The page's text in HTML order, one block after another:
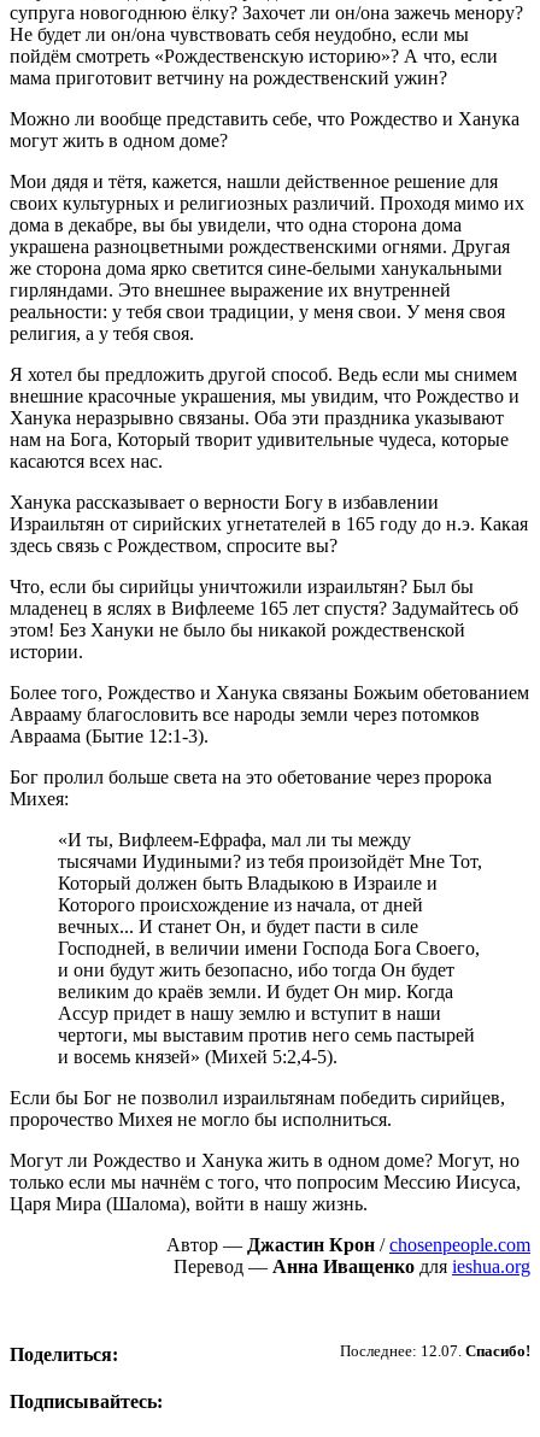
супруга новогоднюю ёлку? Захочет ли он/она зажечь менору?
Не будет ли он/она чувствовать себя неудобно, если мы
пойдём смотреть «Рождественскую историю»? А что, если
мама приготовит ветчину на рождественский ужин?
Можно ли вообще представить себе, что Рождество и Ханука
могут жить в одном доме?
Мои дядя и тётя, кажется, нашли действенное решение для
своих культурных и религиозных различий. Проходя мимо их
дома в декабре, вы бы увидели, что одна сторона дома
украшена разноцветными рождественскими огнями. Другая
же сторона дома ярко светится сине-белыми ханукальными
гирляндами. Это внешнее выражение их внутренней
реальности: у тебя свои традиции, у меня свои. У меня своя
религия, а у тебя своя.
Я хотел бы предложить другой способ. Ведь если мы снимем
внешние красочные украшения, мы увидим, что Рождество и
Ханука неразрывно связаны. Оба эти праздника указывают
нам на Бога, Который творит удивительные чудеса, которые
касаются всех нас.
Ханука рассказывает о верности Богу в избавлении
Израильтян от сирийских угнетателей в 165 году до н.э. Какая
здесь связь с Рождеством, спросите вы?
Что, если бы сирийцы уничтожили израильтян? Был бы
младенец в яслях в Вифлееме 165 лет спустя? Задумайтесь об
этом! Без Хануки не было бы никакой рождественской
истории.
Более того, Рождество и Ханука связаны Божьим обетованием
Аврааму благословить все народы земли через потомков
Авраама (Бытие 12:1-3).
Бог пролил больше света на это обетование через пророка
Михея:
«И ты, Вифлеем-Ефрафа, мал ли ты между
тысячами Иудиными? из тебя произойдёт Мне Тот,
Который должен быть Владыкою в Израиле и
Которого происхождение из начала, от дней
вечных... И станет Он, и будет пасти в силе
Господней, в величии имени Господа Бога Своего,
и они будут жить безопасно, ибо тогда Он будет
великим до краёв земли. И будет Он мир. Когда
Ассур придет в нашу землю и вступит в наши
чертоги, мы выставим против него семь пастырей
и восемь князей» (Михей 5:2,4-5).
Если бы Бог не позволил израильтянам победить сирийцев,
пророчество Михея не могло бы исполниться.
Могут ли Рождество и Ханука жить в одном доме? Могут, но
только если мы начнём с того, что попросим Мессию Иисуса,
Царя Мира (Шалома), войти в нашу жизнь.
Автор — Джастин Крон /chosenpeople.com
Перевод — Анна Иващенко для ieshua.org
Последнее: 12.07. Спасибо!
Поделиться:
Подписывайтесь: